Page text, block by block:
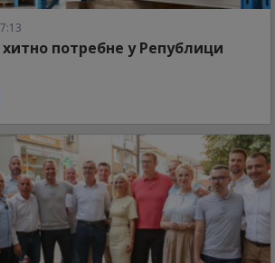
потребне у Републици